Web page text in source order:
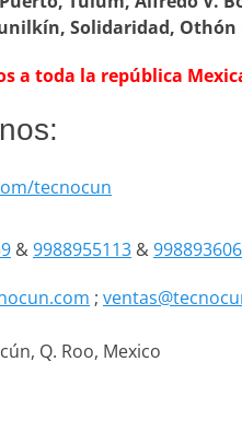
Solidaridad,
a toda la república
tecnocun
&9988955113 &
;
Q. Roo, Mexico